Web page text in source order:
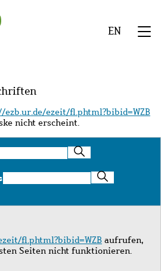
EN
ezb.ur.de/ezeit/fl.phtml?bibid=WZB
nicht erscheint.
Suche
nach
Journals
fl.phtml?bibid=WZB aufrufen,
Seiten nicht funktionieren.